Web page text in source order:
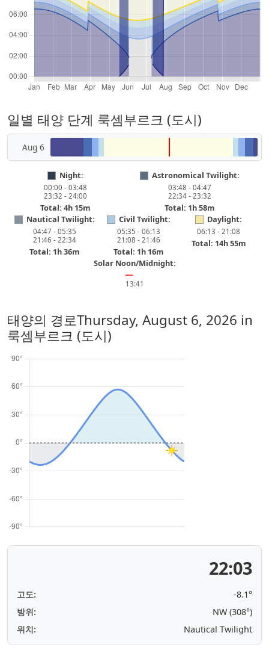
일별 태양 단계 룩셈부르크 (도시)
Aug 6
Night:
00:00 - 03:48
23:32 - 24:00
Total: 4h 15m
Astronomical Twilight:
03:48 - 04:47
22:34 - 23:32
Total: 1h 58m
Nautical Twilight:
04:47 - 05:35
21:46 - 22:34
Total: 1h 36m
Civil Twilight:
05:35 - 06:13
21:08 - 21:46
Total: 1h 16m
Daylight:
06:13 - 21:08
Total: 14h 55m
Solar Noon/Midnight:
━
13:41
태양의 경로Thursday, August 6, 2026 in
룩셈부르크 (도시)
22:03
고도:
-8.1°
방위:
NW (308°)
위치:
Nautical Twilight